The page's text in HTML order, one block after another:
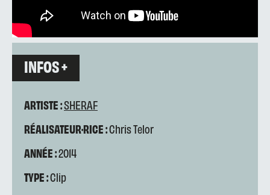
INFOS +
ARTISTE :SHERAF
RÉALISATEUR·RICE :Chris Telor
ANNÉE :2014
TYPE :Clip